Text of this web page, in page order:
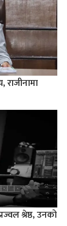
राजीनामा
श्रेष्ठ, उनको